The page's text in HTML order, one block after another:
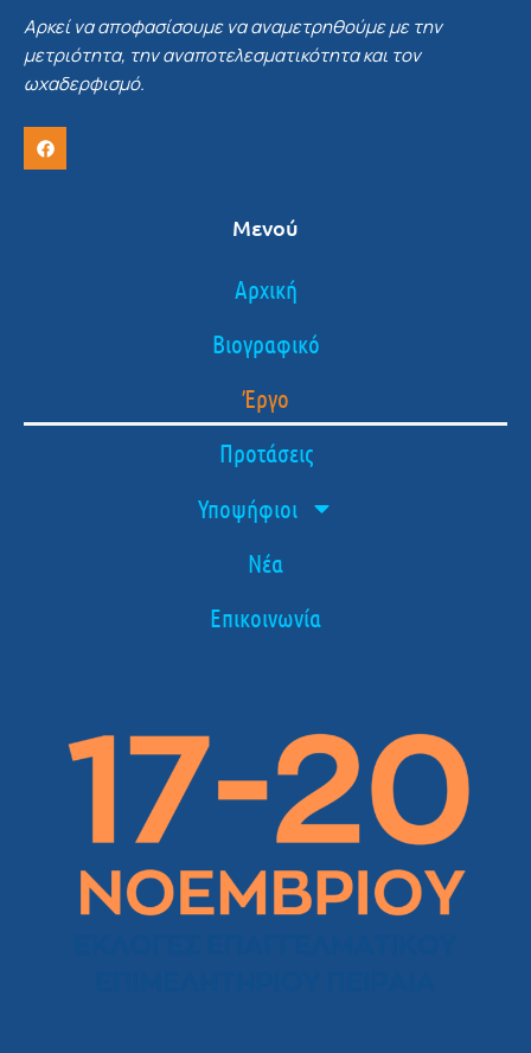
Αρκεί να αποφασίσουμε να αναμετρηθούμε με την
μετριότητα, την αναποτελεσματικότητα και τον
ωχαδερφισμό.
Μενού
Αρχική
Βιογραφικό
Έργο
Προτάσεις
Υποψήφιοι
Νέα
Επικοινωνία